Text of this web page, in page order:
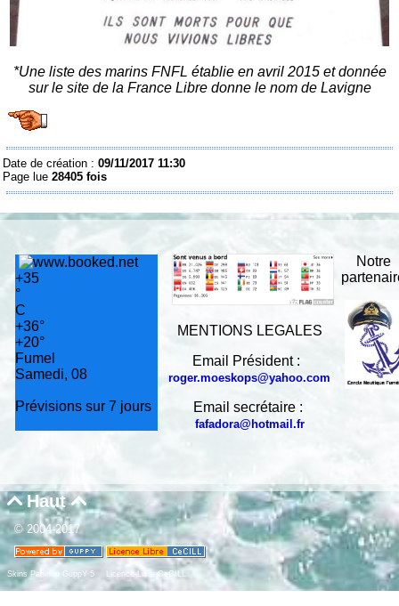
*Une liste des marins FNFL établie en avril 2015 et donnée
sur le site de la France Libre donne le nom de Lavigne
Date de création :09/11/2017 11:30
Page lue28405 fois
+35
°
C
+36°
+20°
Fumel
Samedi, 08
Prévisions sur 7 jours
MENTIONS LEGALES
Email Président :
roger.moeskops@yahoo.com
Email secrétaire :
fafadora@hotmail.fr
Notre
Haut
© 2004-2017
Skins Papinou GuppY 5 Licence Libre CeCILL